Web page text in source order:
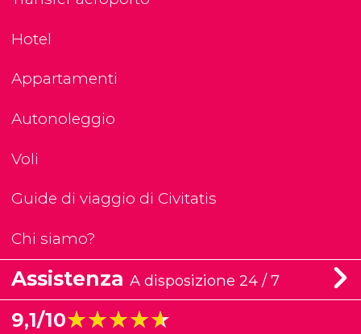
Hotel
Appartamenti
Autonoleggio
Voli
Guide di viaggio di Civitatis
Chi siamo?
Assistenza A disposizione 24 / 7
9,1/10★★★★★
★★★★★